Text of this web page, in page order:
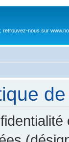
retrouvez-nous sur